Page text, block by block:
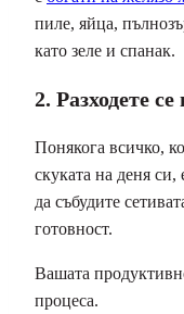
пиле, яйца,
като зеле и спанак.
2. Разходете
Понякога всичко,
скуката на деня си,
да събудите
готовност.
Вашата
процеса.